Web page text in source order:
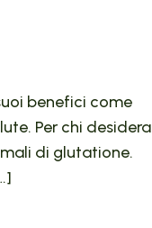
benefici come
Per chi desidera
di glutatione.